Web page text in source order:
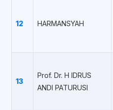
12 HARMANSYAH
13
Prof. Dr. H IDRUS
ANDI PATURUSI